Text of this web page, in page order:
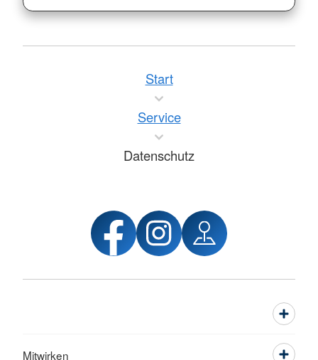
Start
Service
Datenschutz
Mitwirken